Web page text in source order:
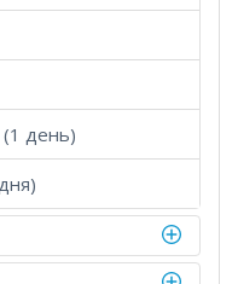
(1 день)